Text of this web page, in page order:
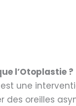
l’Otoplastie ?
est une
des oreilles